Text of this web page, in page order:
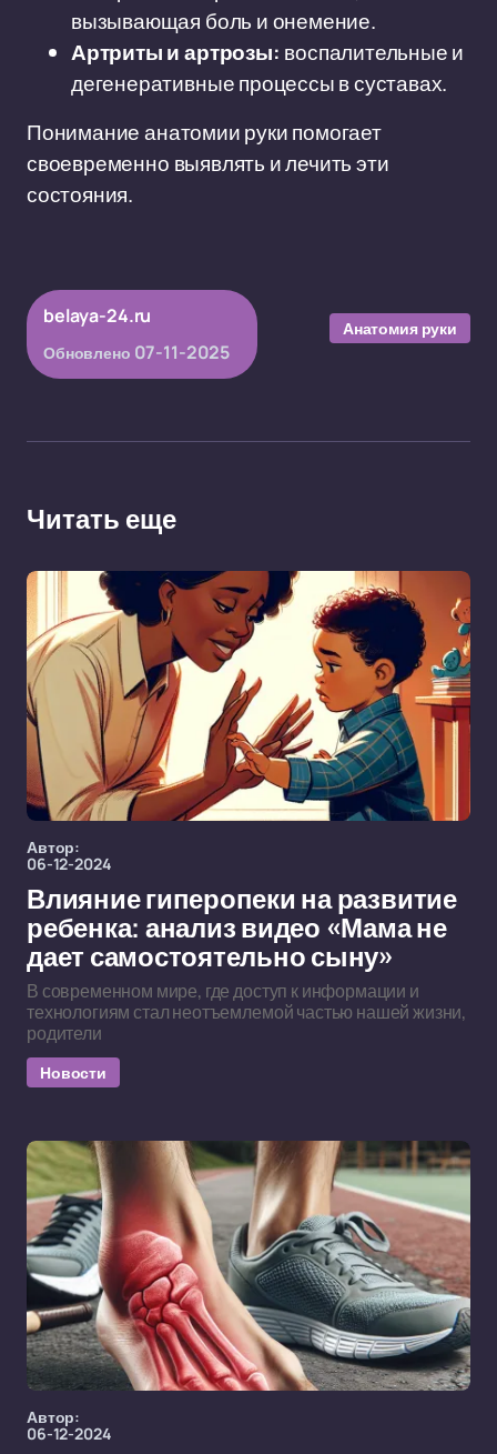
вызывающая боль и онемение.
Артриты и артрозы: воспалительные и
дегенеративные процессы в суставах.
Понимание анатомии руки помогает
своевременно выявлять и лечить эти
состояния.
belaya-24.ru
Обновлено 07-11-2025
Анатомия руки
Читать еще
Автор:
06-12-2024
Влияние гиперопеки на развитие
ребенка: анализ видео «Мама не
дает самостоятельно сыну»
В современном мире, где доступ к информации и
технологиям стал неотъемлемой частью нашей жизни,
родители
Новости
Автор:
06-12-2024